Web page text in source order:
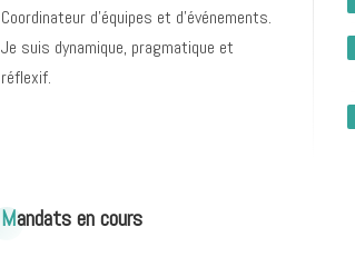
Coordinateur d’équipes et d’événements.
Je suis dynamique, pragmatique et
réflexif.
Mandats en cours